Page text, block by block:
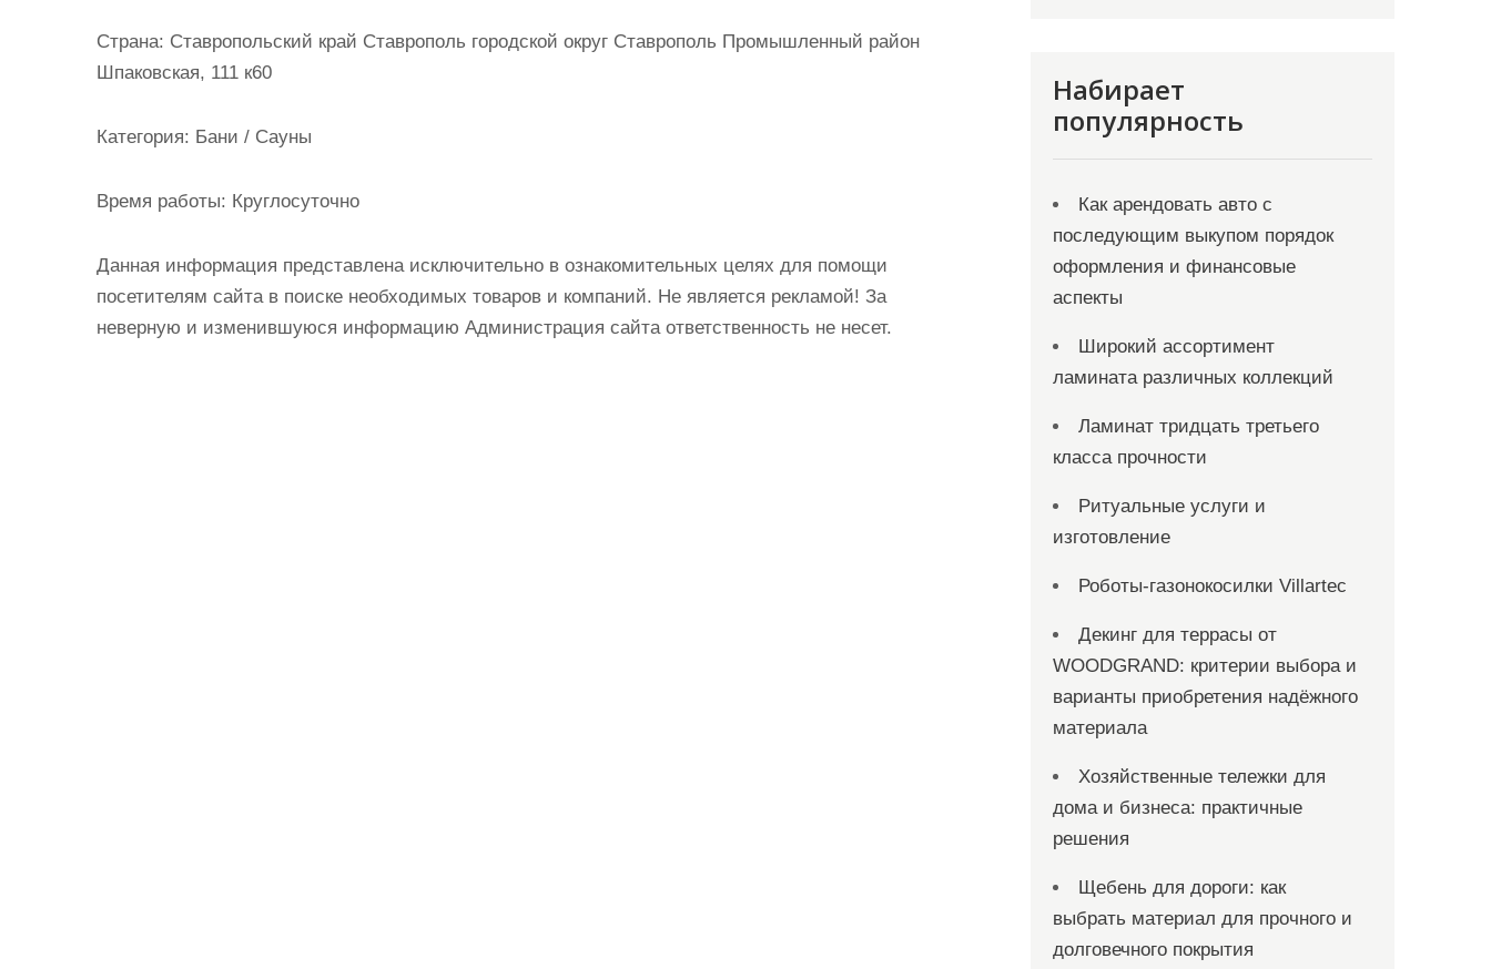
Страна: Ставропольский край Ставрополь городской округ Ставрополь Промышленный район
Шпаковская, 111 к60
Категория: Бани / Сауны
Время работы: Круглосуточно
Данная информация представлена исключительно в ознакомительных целях для помощи
посетителям сайта в поиске необходимых товаров и компаний. Не является рекламой! За
неверную и изменившуюся информацию Администрация сайта ответственность не несет.
Набирает
популярность
Как арендовать авто с
последующим выкупом порядок
оформления и финансовые
аспекты
Широкий ассортимент
ламината различных коллекций
Ламинат тридцать третьего
класса прочности
Ритуальные услуги и
изготовление
Роботы-газонокосилки Villartec
Декинг для террасы от
WOODGRAND: критерии выбора и
варианты приобретения надёжного
материала
Хозяйственные тележки для
дома и бизнеса: практичные
решения
Щебень для дороги: как
выбрать материал для прочного и
долговечного покрытия